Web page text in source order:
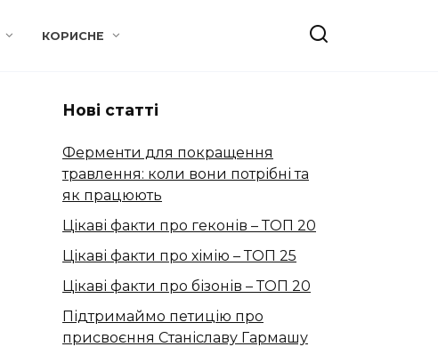
КОРИСНЕ
Нові статті
Ферменти для покращення
травлення: коли вони потрібні та
як працюють
Цікаві факти про геконів – ТОП 20
Цікаві факти про хімію – ТОП 25
Цікаві факти про бізонів – ТОП 20
Підтримаймо петицію про
присвоєння Станіславу Гармашу